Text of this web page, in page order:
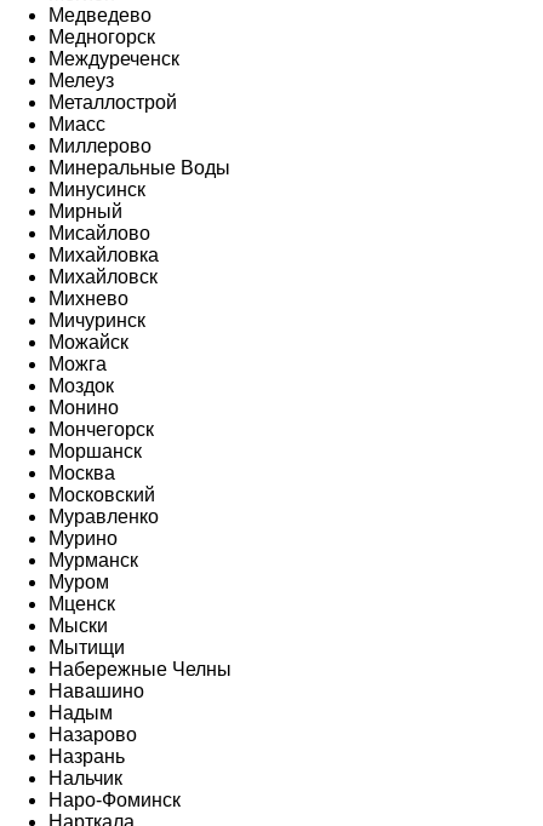
Медведево
Медногорск
Междуреченск
Мелеуз
Металлострой
Миасс
Миллерово
Минеральные Воды
Минусинск
Мирный
Мисайлово
Михайловка
Михайловск
Михнево
Мичуринск
Можайск
Можга
Моздок
Монино
Мончегорск
Моршанск
Москва
Московский
Муравленко
Мурино
Мурманск
Муром
Мценск
Мыски
Мытищи
Набережные Челны
Навашино
Надым
Назарово
Назрань
Нальчик
Наро-Фоминск
Нарткала